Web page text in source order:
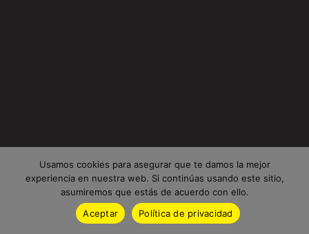
Usamos cookies para asegurar que te damos la mejor
experiencia en nuestra web. Si continúas usando este sitio,
asumiremos que estás de acuerdo con ello.
Aceptar
Política de privacidad